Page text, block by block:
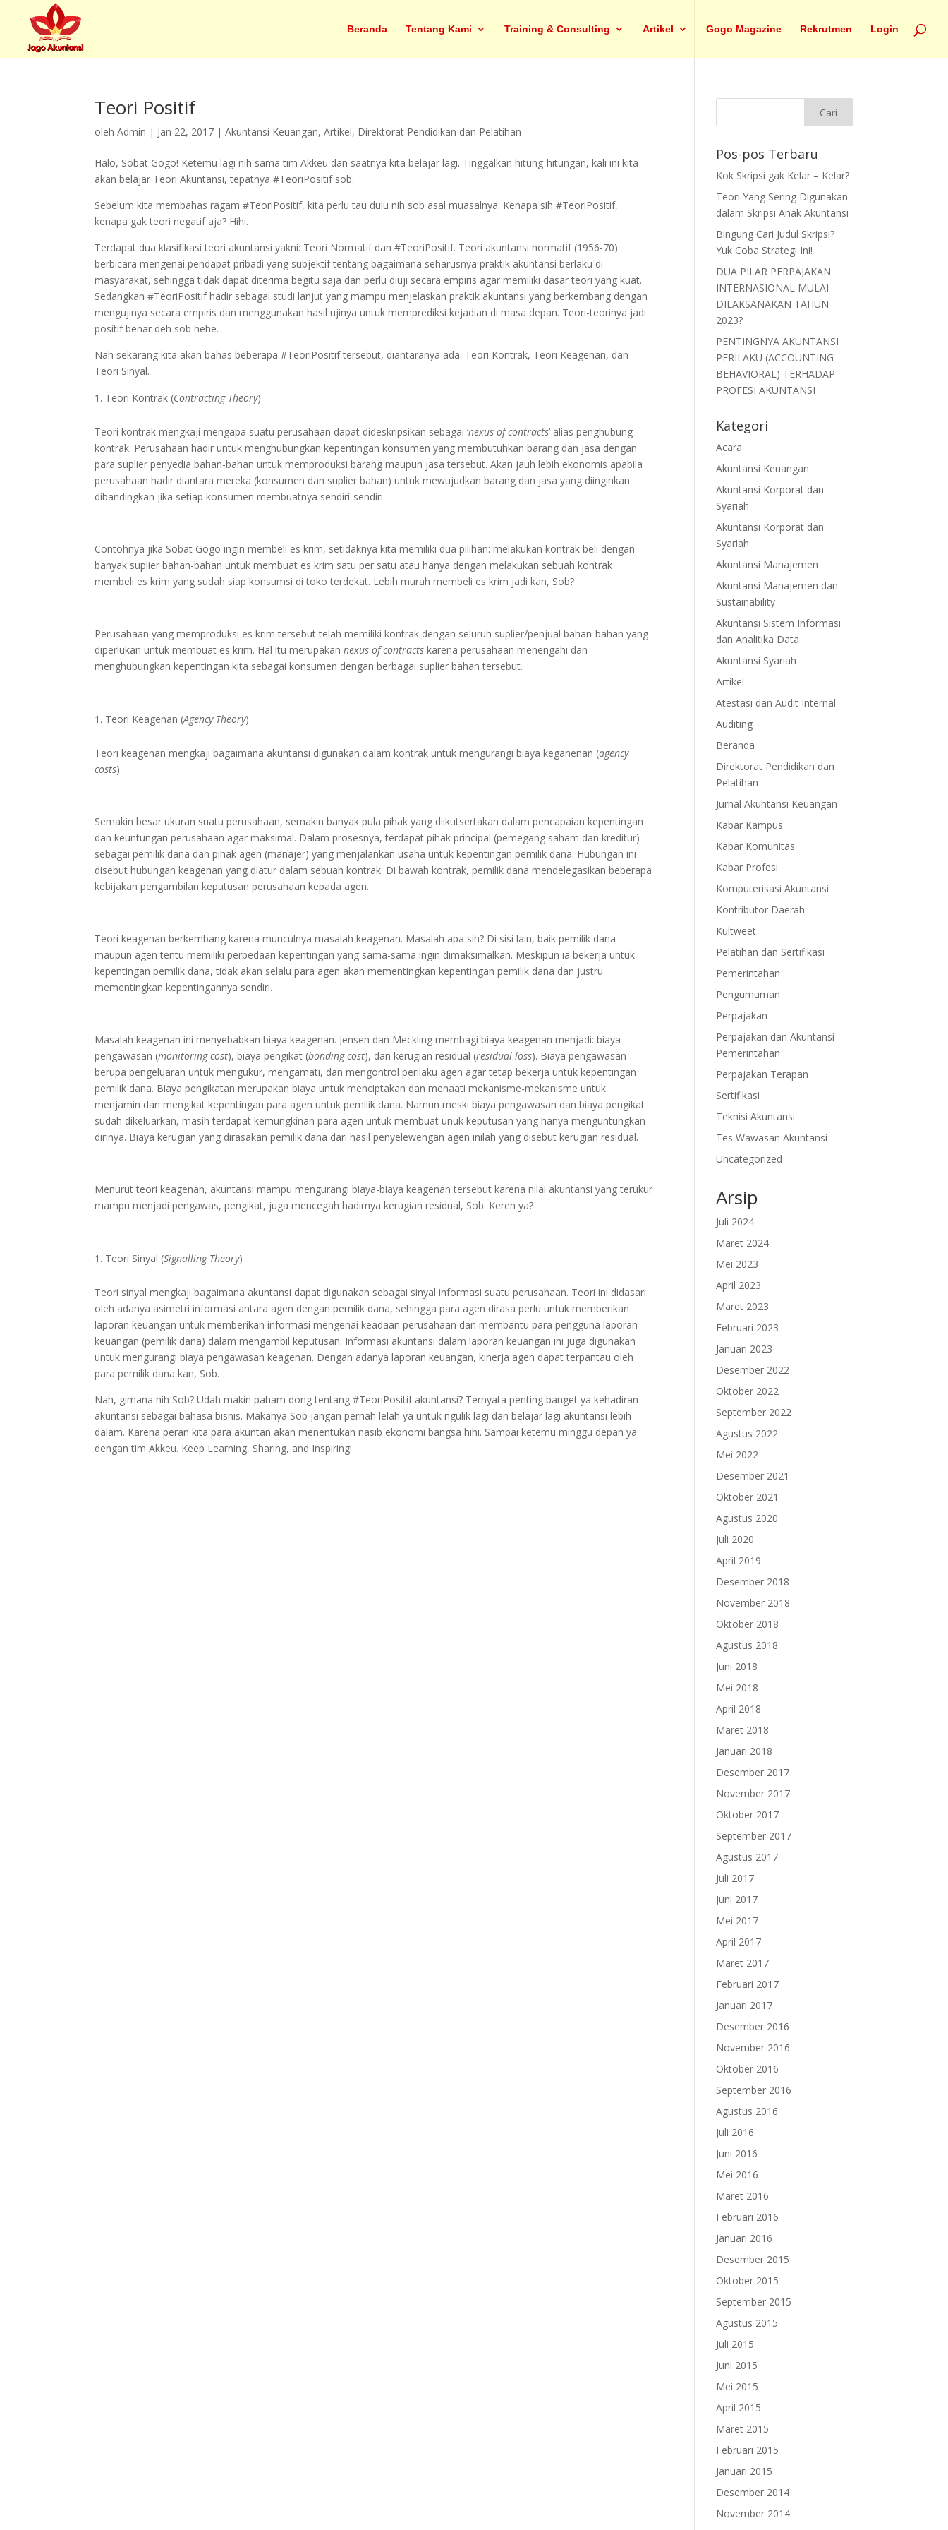
Beranda Tentang Kami Training & Consulting Artikel Gogo Magazine Rekrutmen Login
Teori Positif
olehAdmin | Jan 22, 2017 |Akuntansi Keuangan,Artikel, Direktorat Pendidikan dan Pelatihan
Halo, Sobat Gogo! Ketemu lagi nih sama tim Akkeu dan saatnya kita belajar lagi. Tinggalkan hitung-hitungan, kali ini kita
akan belajar Teori Akuntansi, tepatnya #TeoriPositif sob.
Sebelum kita membahas ragam #TeoriPositif, kita perlu tau dulu nih sob asal muasalnya. Kenapa sih #TeoriPositif,
kenapa gak teori negatif aja? Hihi.
Terdapat dua klasifikasi teori akuntansi yakni: Teori Normatif dan #TeoriPositif. Teori akuntansi normatif (1956-70)
berbicara mengenai pendapat pribadi yang subjektif tentang bagaimana seharusnya praktik akuntansi berlaku di
masyarakat, sehingga tidak dapat diterima begitu saja dan perlu diuji secara empiris agar memiliki dasar teori yang kuat.
Sedangkan #TeoriPositif hadir sebagai studi lanjut yang mampu menjelaskan praktik akuntansi yang berkembang dengan
mengujinya secara empiris dan menggunakan hasil ujinya untuk memprediksi kejadian di masa depan. Teori-teorinya jadi
positif benar deh sob hehe.
Nah sekarang kita akan bahas beberapa #TeoriPositif tersebut, diantaranya ada: Teori Kontrak, Teori Keagenan, dan
Teori Sinyal.
Teori Kontrak (Contracting Theory)
Teori kontrak mengkaji mengapa suatu perusahaan dapat dideskripsikan sebagai ‘nexus of contracts’ alias penghubung
kontrak. Perusahaan hadir untuk menghubungkan kepentingan konsumen yang membutuhkan barang dan jasa dengan
para suplier penyedia bahan-bahan untuk memproduksi barang maupun jasa tersebut. Akan jauh lebih ekonomis apabila
perusahaan hadir diantara mereka (konsumen dan suplier bahan) untuk mewujudkan barang dan jasa yang diinginkan
dibandingkan jika setiap konsumen membuatnya sendiri-sendiri.
Contohnya jika Sobat Gogo ingin membeli es krim, setidaknya kita memiliki dua pilihan: melakukan kontrak beli dengan
banyak suplier bahan-bahan untuk membuat es krim satu per satu atau hanya dengan melakukan sebuah kontrak
membeli es krim yang sudah siap konsumsi di toko terdekat. Lebih murah membeli es krim jadi kan, Sob?
Perusahaan yang memproduksi es krim tersebut telah memiliki kontrak dengan seluruh suplier/penjual bahan-bahan yang
diperlukan untuk membuat es krim. Hal itu merupakannexus of contracts karena perusahaan menengahi dan
menghubungkan kepentingan kita sebagai konsumen dengan berbagai suplier bahan tersebut.
Teori Keagenan (Agency Theory)
Teori keagenan mengkaji bagaimana akuntansi digunakan dalam kontrak untuk mengurangi biaya keganenan (agency
costs).
Semakin besar ukuran suatu perusahaan, semakin banyak pula pihak yang diikutsertakan dalam pencapaian kepentingan
dan keuntungan perusahaan agar maksimal. Dalam prosesnya, terdapat pihak principal (pemegang saham dan kreditur)
sebagai pemilik dana dan pihak agen (manajer) yang menjalankan usaha untuk kepentingan pemilik dana. Hubungan ini
disebut hubungan keagenan yang diatur dalam sebuah kontrak. Di bawah kontrak, pemilik dana mendelegasikan beberapa
kebijakan pengambilan keputusan perusahaan kepada agen.
Teori keagenan berkembang karena munculnya masalah keagenan. Masalah apa sih? Di sisi lain, baik pemilik dana
maupun agen tentu memiliki perbedaan kepentingan yang sama-sama ingin dimaksimalkan. Meskipun ia bekerja untuk
kepentingan pemilik dana, tidak akan selalu para agen akan mementingkan kepentingan pemilik dana dan justru
mementingkan kepentingannya sendiri.
Masalah keagenan ini menyebabkan biaya keagenan. Jensen dan Meckling membagi biaya keagenan menjadi: biaya
pengawasan (monitoring cost), biaya pengikat (bonding cost), dan kerugian residual (residual loss). Biaya pengawasan
berupa pengeluaran untuk mengukur, mengamati, dan mengontrol perilaku agen agar tetap bekerja untuk kepentingan
pemilik dana. Biaya pengikatan merupakan biaya untuk menciptakan dan menaati mekanisme-mekanisme untuk
menjamin dan mengikat kepentingan para agen untuk pemilik dana. Namun meski biaya pengawasan dan biaya pengikat
sudah dikeluarkan, masih terdapat kemungkinan para agen untuk membuat unuk keputusan yang hanya menguntungkan
dirinya. Biaya kerugian yang dirasakan pemilik dana dari hasil penyelewengan agen inilah yang disebut kerugian residual.
Menurut teori keagenan, akuntansi mampu mengurangi biaya-biaya keagenan tersebut karena nilai akuntansi yang terukur
mampu menjadi pengawas, pengikat, juga mencegah hadirnya kerugian residual, Sob. Keren ya?
Teori Sinyal (Signalling Theory)
Teori sinyal mengkaji bagaimana akuntansi dapat digunakan sebagai sinyal informasi suatu perusahaan. Teori ini didasari
oleh adanya asimetri informasi antara agen dengan pemilik dana, sehingga para agen dirasa perlu untuk memberikan
laporan keuangan untuk memberikan informasi mengenai keadaan perusahaan dan membantu para pengguna laporan
keuangan (pemilik dana) dalam mengambil keputusan. Informasi akuntansi dalam laporan keuangan ini juga digunakan
untuk mengurangi biaya pengawasan keagenan. Dengan adanya laporan keuangan, kinerja agen dapat terpantau oleh
para pemilik dana kan, Sob.
Nah, gimana nih Sob? Udah makin paham dong tentang #TeoriPositif akuntansi? Ternyata penting banget ya kehadiran
akuntansi sebagai bahasa bisnis. Makanya Sob jangan pernah lelah ya untuk ngulik lagi dan belajar lagi akuntansi lebih
dalam. Karena peran kita para akuntan akan menentukan nasib ekonomi bangsa hihi. Sampai ketemu minggu depan ya
dengan tim Akkeu. Keep Learning, Sharing, and Inspiring!
Pos-pos Terbaru
Kok Skripsi gak Kelar – Kelar?
Teori Yang Sering Digunakan
dalam Skripsi Anak Akuntansi
Bingung Cari Judul Skripsi?
Yuk Coba Strategi Ini!
DUA PILAR PERPAJAKAN
INTERNASIONAL MULAI
DILAKSANAKAN TAHUN
2023?
PENTINGNYA AKUNTANSI
PERILAKU (ACCOUNTING
BEHAVIORAL) TERHADAP
PROFESI AKUNTANSI
Kategori
Acara
Akuntansi Keuangan
Akuntansi Korporat dan
Syariah
Akuntansi Korporat dan
Syariah
Akuntansi Manajemen
Akuntansi Manajemen dan
Sustainability
Akuntansi Sistem Informasi
dan Analitika Data
Akuntansi Syariah
Artikel
Atestasi dan Audit Internal
Auditing
Beranda
Direktorat Pendidikan dan
Pelatihan
Jurnal Akuntansi Keuangan
Kabar Kampus
Kabar Komunitas
Kabar Profesi
Komputerisasi Akuntansi
Kontributor Daerah
Kultweet
Pelatihan dan Sertifikasi
Pemerintahan
Pengumuman
Perpajakan
Perpajakan dan Akuntansi
Pemerintahan
Perpajakan Terapan
Sertifikasi
Teknisi Akuntansi
Tes Wawasan Akuntansi
Uncategorized
Arsip
Juli 2024
Maret 2024
Mei 2023
April 2023
Maret 2023
Februari 2023
Januari 2023
Desember 2022
Oktober 2022
September 2022
Agustus 2022
Mei 2022
Desember 2021
Oktober 2021
Agustus 2020
Juli 2020
April 2019
Desember 2018
November 2018
Oktober 2018
Agustus 2018
Juni 2018
Mei 2018
April 2018
Maret 2018
Januari 2018
Desember 2017
November 2017
Oktober 2017
September 2017
Agustus 2017
Juli 2017
Juni 2017
Mei 2017
April 2017
Maret 2017
Februari 2017
Januari 2017
Desember 2016
November 2016
Oktober 2016
September 2016
Agustus 2016
Juli 2016
Juni 2016
Mei 2016
Maret 2016
Februari 2016
Januari 2016
Desember 2015
Oktober 2015
September 2015
Agustus 2015
Juli 2015
Juni 2015
Mei 2015
April 2015
Maret 2015
Februari 2015
Januari 2015
Desember 2014
November 2014